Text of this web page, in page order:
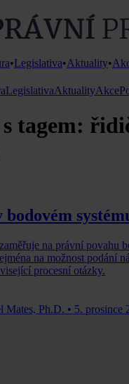
•Legislativa•Aktuality•
LegislativaAktualityAkce
tagem:
na právní povahu
na možnost podání
procesní otázky.
Mates, Ph.D. • 5. prosince